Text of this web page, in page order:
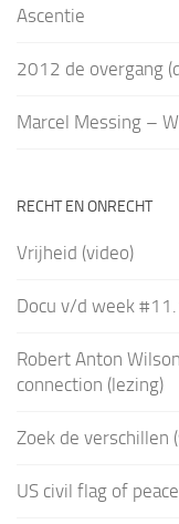
Ascentie
2012 de overgang
Marcel Messing –
RECHT EN ONRECHT
Vrijheid (video)
Docu v/d week
Robert Anton
connection (lezing)
Zoek de verschillen
US civil flag of